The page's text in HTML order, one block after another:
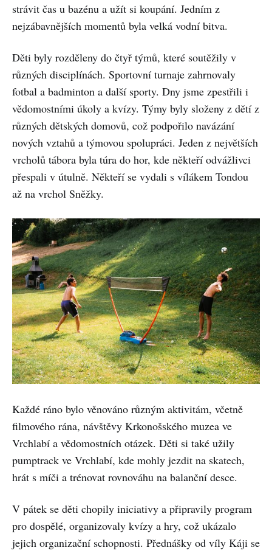
strávit čas u bazénu a užít si koupání. Jedním z
nejzábavnějších momentů byla velká vodní bitva.
Děti byly rozděleny do čtyř týmů, které soutěžily v
různých disciplínách. Sportovní turnaje zahrnovaly
fotbal a badminton a další sporty. Dny jsme zpestřili i
vědomostními úkoly a kvízy. Týmy byly složeny z dětí z
různých dětských domovů, což podpořilo navázání
nových vztahů a týmovou spolupráci. Jeden z největších
vrcholů tábora byla túra do hor, kde někteří odvážlivci
přespali v útulně. Někteří se vydali s vílákem Tondou
až na vrchol Sněžky.
Každé ráno bylo věnováno různým aktivitám, včetně
filmového rána, návštěvy Krkonošského muzea ve
Vrchlabí a vědomostních otázek. Děti si také užily
pumptrack ve Vrchlabí, kde mohly jezdit na skatech,
hrát s míči a trénovat rovnováhu na balanční desce.
V pátek se děti chopily iniciativy a připravily program
pro dospělé, organizovaly kvízy a hry, což ukázalo
jejich organizační schopnosti. Přednášky od víly Káji se